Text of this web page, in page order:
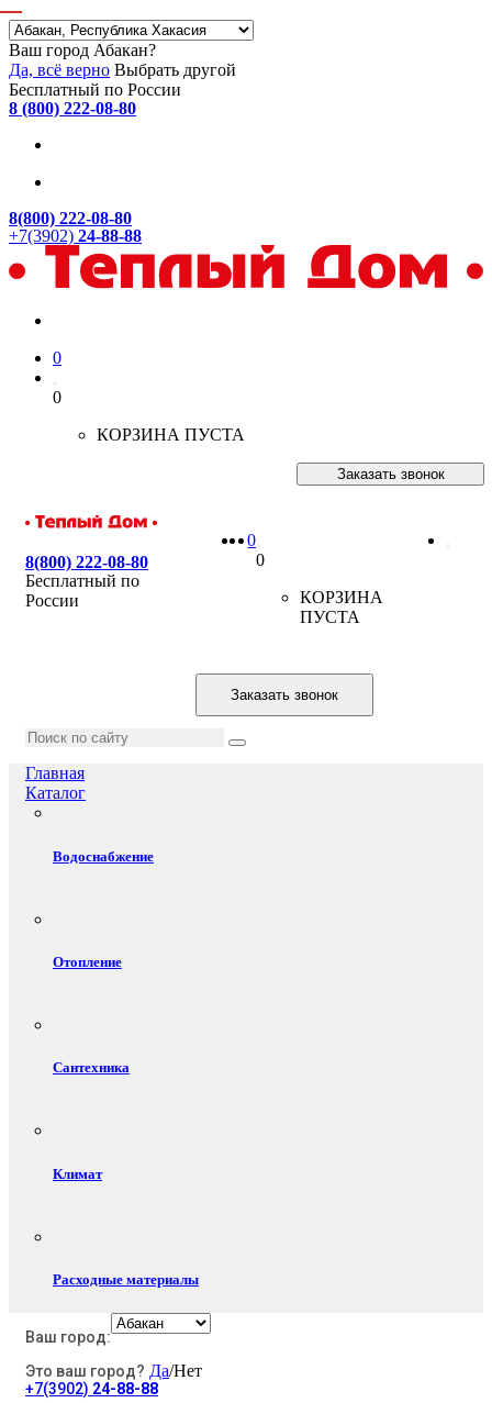
Ваш город Абакан?
Да, всё верно Выбрать другой
Бесплатный по России
8 (800) 222-08-80
8(800) 222-08-80
+7(3902) 24-88-88
0
0
КОРЗИНА ПУСТА
Заказать звонок
8(800) 222-08-80
Бесплатный по
России
0
0
КОРЗИНА
ПУСТА
Заказать звонок
Главная
Каталог
Водоснабжение
Отопление
Сантехника
Климат
Расходные материалы
Электротовары
Ваш город:
Это ваш город? Да/Нет
+7(3902) 24-88-88